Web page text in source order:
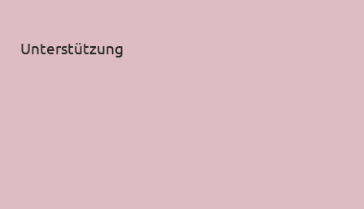
Unterstützung